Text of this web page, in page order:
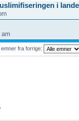
i
emner fra forrige: